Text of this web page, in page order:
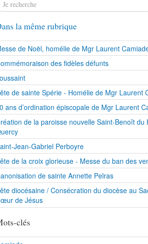
la même rubrique
de Noël, homélie de Mgr Laurent
des fidèles défunts
de sainte Spérie - Homélie de Mgr Laurent
ans d’ordination épiscopale de Mgr Laurent
de la paroisse nouvelle Saint-Benoît du
Jean-Gabriel Perboyre
de la croix glorieuse - Messe du ban des
de sainte Annette Pelras
diocésaine / Consécration du diocèse au
de Jésus
clés